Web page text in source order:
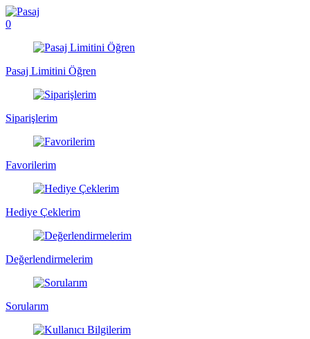
0
Pasaj Limitini Öğren
Siparişlerim
Favorilerim
Hediye Çeklerim
Değerlendirmelerim
Sorularım